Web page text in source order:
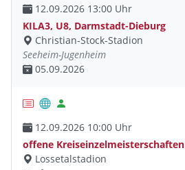
12.09.2026 13:00 Uhr
KILA3, U8, Darmstadt-Dieburg
Christian-Stock-Stadion
Seeheim-Jugenheim
05.09.2026
12.09.2026 10:00 Uhr
offene Kreiseinzelmeisterschaften
Lossetalstadion